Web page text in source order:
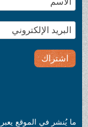
يعبر عن رأي كاتبه ولا